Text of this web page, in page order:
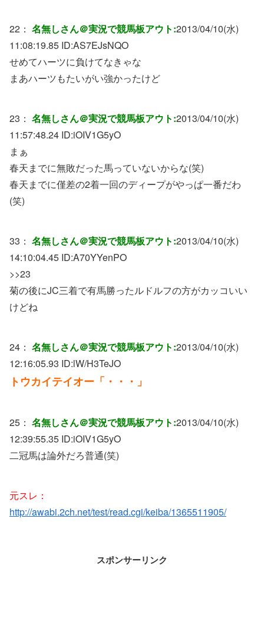
22： 名無しさん＠実況で競馬板アウト:2013/04/10(水)
11:08:19.85 ID:AS7EJsNQO
せめてハーツに負けてなきゃな
まあハーツもたいがい強かったけど
23： 名無しさん＠実況で競馬板アウト:2013/04/10(水)
11:57:48.24 ID:iOIV1G5yO
まぁ
春天までに無敗だった馬っていないからな(笑)
春天までに僅差の2着一回のディープがやっぱ一番だわ
(笑)
33： 名無しさん＠実況で競馬板アウト:2013/04/10(水)
14:10:04.45 ID:A70YYenPO
>>23
菊の後にJC三着で有馬勝ったルドルフの方がカッコいい
けどね
24： 名無しさん＠実況で競馬板アウト:2013/04/10(水)
12:16:05.93 ID:lW/H3TeJO
トウカイテイオー「・・・」
25： 名無しさん＠実況で競馬板アウト:2013/04/10(水)
12:39:55.35 ID:iOIV1G5yO
二冠馬は論外だろ普通(笑)
元スレ：
http://awabi.2ch.net/test/read.cgi/keiba/1365511905/
スポンサーリンク